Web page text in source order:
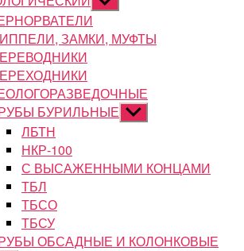
подменю
ЗАМКИ, МУФТЫ
БУРИЛЬНЫЕ Показывать
подменю
ЛБТН
НКР-100
С ВЫСАЖЕННЫМИ КОНЦАМИ
ТБЛ
ТБСО
ТБСУ
ОБСАДНЫЕ И КОЛОНКОВЫЕ